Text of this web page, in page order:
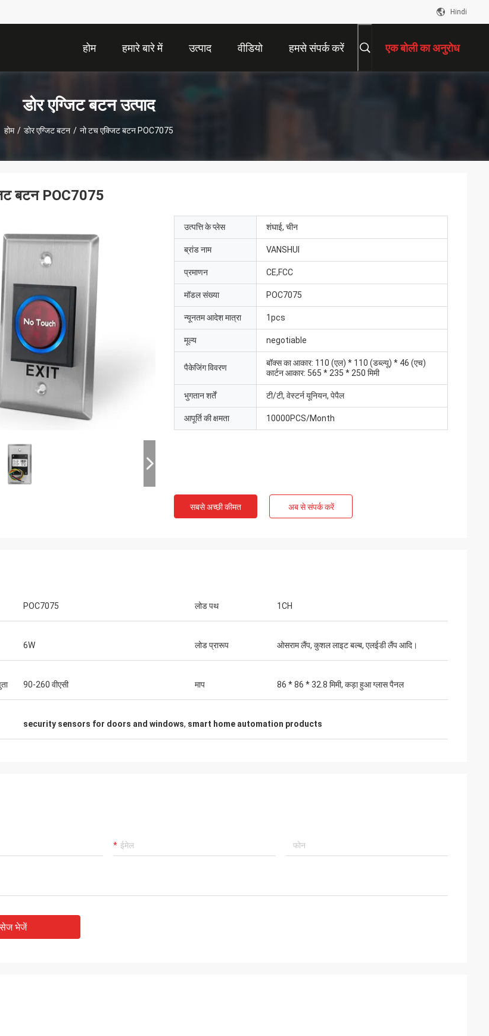
Hindi
होम हमारे बारे में उत्पाद वीडियो हमसे संपर्क करें एक बोली का अनुरोध
डोर एग्जिट बटन उत्पाद
होम / डोर एग्जिट बटन / नो टच एक्जिट बटन POC7075
बटन POC7075
उत्पत्ति के प्लेस शंघाई, चीन
ब्रांड नाम VANSHUI
प्रमाणन CE,FCC
मॉडल संख्या POC7075
न्यूनतम आदेश मात्रा 1pcs
मूल्य negotiable
पैकेजिंग विवरण
बॉक्स का आकार: 110 (एल) * 110 (डब्ल्यू) * 46 (एच)
कार्टन आकार: 565 * 235 * 250 मिमी
भुगतान शर्तें टी/टी, वेस्टर्न यूनियन, पेपैल
आपूर्ति की क्षमता 10000PCS/Month
सबसे अच्छी कीमत अब से संपर्क करें
POC7075 लोड पथ 1CH
6W लोड प्रारूप ओसराम लैंप, कुशल लाइट बल्ब, एलईडी लैंप आदि।
90-260 वीएसी माप 86 * 86 * 32.8 मिमी, कड़ा हुआ ग्लास पैनल
security sensors for doors and windows, smart home automation products
भेजें